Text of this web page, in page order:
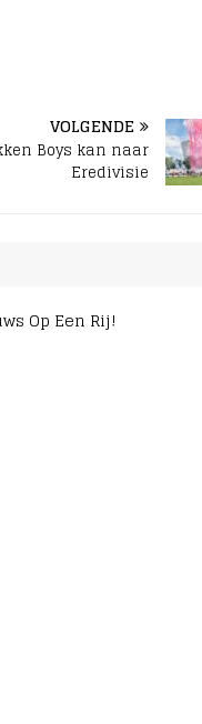
VOLGENDE
Boys kan naar
Eredivisie
Op Een Rij!